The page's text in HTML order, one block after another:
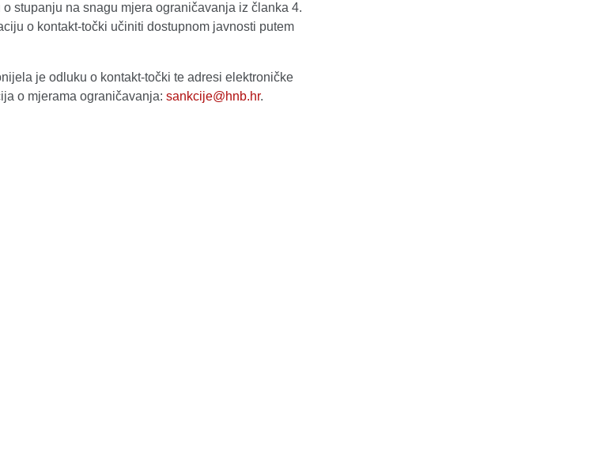
stupanju na snagu mjera ograničavanja iz članka 4.
o kontakt-točki učiniti dostupnom javnosti putem
je odluku o kontakt-točki te adresi elektroničke
o mjerama ograničavanja: sankcije@hnb.hr.